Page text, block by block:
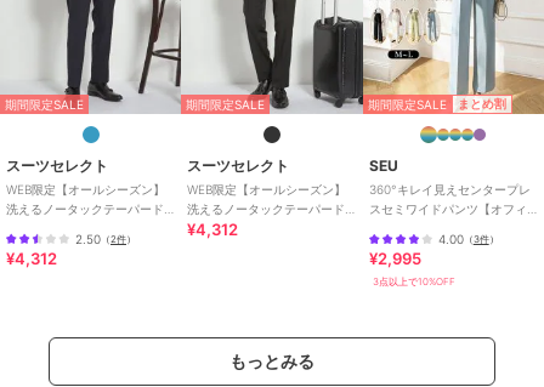
ー・入学式・卒業式
スラックス
ポリエステル素材/無地 /テー
パード/ミッドライズ/パーテ
ィー・結婚式・二次会
ー・入学式・卒業式
原産国 中国製
期間限定SALE
スーツセレクト
WEB限定【オールシーズン】
洗えるノータックテーパード
裾上げ済仕様
2.50 （2件）
¥4,312
期間限定SALE
スーツセレクト
WEB限定【オールシーズン】
洗えるノータックテーパード
パンツ スラックス ブラック ※
¥4,312
期間限定SALE まとめ割
SEU
360°キレイ見えセンタープレ
スセミワイドパンツ【オフィ
ジュアル】
4.00（3件）
¥2,995
3点以上で10%OFF
もっとみる